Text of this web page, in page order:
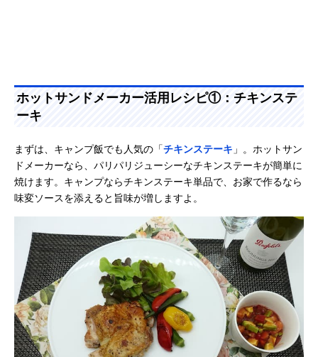
ホットサンドメーカー活用レシピ①：チキンステ
ーキ
まずは、キャンプ飯でも人気の「チキンステーキ 」。ホットサン
ドメーカーなら、パリパリジューシーなチキンステーキが簡単に
焼けます。キャンプならチキンステーキ単品で、お家で作るなら
味変ソースを添えると旨味が増しますよ。